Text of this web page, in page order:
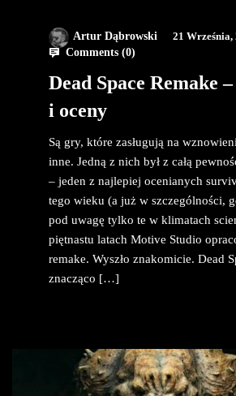
Artur Dąbrowski
21 Września,
Comments (0)
Dead Space Remake
i oceny
Są gry, które zasługują na
inne. Jedną z nich był z całą
– jeden z najlepiej ocenianych
tego wieku (a już w szczególności,
pod uwagę tylko te w klimatach
piętnastu latach Motive Studio
remake. Wyszło znakomicie. Dead
znacząco […]